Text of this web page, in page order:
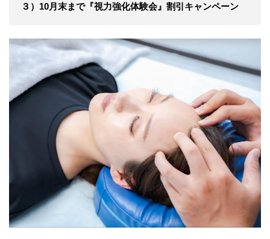
３）10月末まで『視力強化体験会』割引キャンペーン